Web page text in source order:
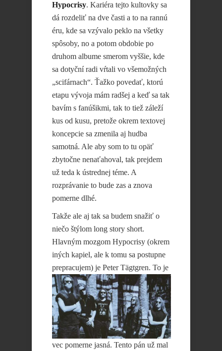
Hypocrisy. Kariéra tejto kultovky sa
dá rozdeliť na dve časti a to na rannú
éru, kde sa vzývalo peklo na všetky
spôsoby, no a potom obdobie po
druhom albume smerom vyššie, kde
sa dotyční radi vŕtali vo všemožných
„scifárnach“. Ťažko povedať, ktorú
etapu vývoja mám radšej a keď sa tak
bavím s fanúšikmi, tak to tiež záleží
kus od kusu, pretože okrem textovej
koncepcie sa zmenila aj hudba
samotná. Ale aby som to tu opäť
zbytočne nenaťahoval, tak prejdem
už teda k ústrednej téme. A
rozprávanie to bude zas a znova
pomerne dlhé.
Takže ale aj tak sa budem snažiť o
niečo štýlom long story short.
Hlavným mozgom Hypocrisy (okrem
iných kapiel, ale k tomu sa postupne
prepracujem) je Peter Tägtgren. To je
vec pomerne jasná. Tento pán už mal